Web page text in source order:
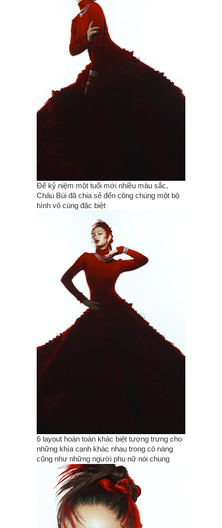
Để kỷ niệm một tuổi mới nhiều màu sắc,
Châu Bùi đã chia sẻ đến công chúng một bộ
hình vô cùng đặc biệt
6 layout hoàn toàn khác biệt tượng trưng cho
những khía cạnh khác nhau trong cô nàng
cũng như những người phụ nữ nói chung